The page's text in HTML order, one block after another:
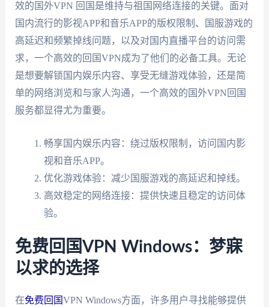
效的国外VPN 回国是维持与祖国网络连接的关键。面对
国内流行的影视APP和音乐APP的版权限制、国服游戏的
高延迟和频繁掉线问题，以及对国内直播平台的访问需
求，一个高效的回国VPN成为了他们的必备工具。无论
是想要解锁国内娱乐内容、享受无缝游戏体验，还是简
单的网络浏览和与家人沟通，一个高效的国外VPN回国
服务都显得尤为重要。
畅享国内娱乐内容：绕过版权限制，访问国内影
视和音乐APP。
优化游戏体验：减少国服游戏的高延迟和掉线。
高效稳定的网络连接：提供快速且稳定的访问体
验。
免费回国VPN Windows：梦寐
以求的选择
在免费回国VPN Windows方面，许多用户寻找能够提供